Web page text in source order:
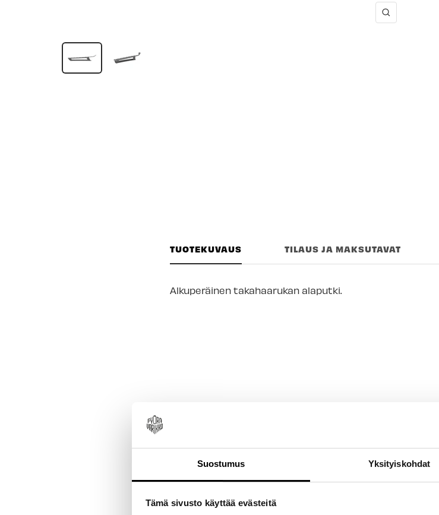
Suostumus Yksityiskohdat
Tämä sivusto käyttää evästeitä
Suurenna
TUOTEKUVAUS TILAUS JA MAKSUTAVAT
Alkuperäinen takahaarukan alaputki.
- Tuotteesta ei ole vielä
Kirjoita ensimmäinen